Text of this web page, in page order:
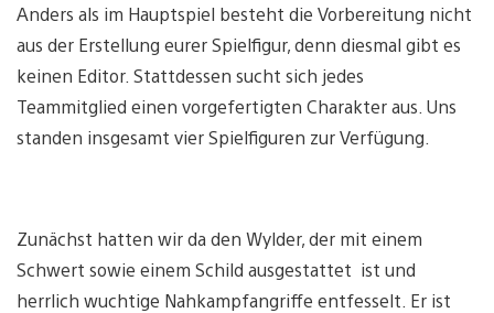
Anders als im Hauptspiel besteht die Vorbereitung nicht
aus der Erstellung eurer Spielfigur, denn diesmal gibt es
keinen Editor. Stattdessen sucht sich jedes
Teammitglied einen vorgefertigten Charakter aus. Uns
standen insgesamt vier Spielfiguren zur Verfügung.
Zunächst hatten wir da den Wylder, der mit einem
Schwert sowie einem Schild ausgestattet ist und
herrlich wuchtige Nahkampfangriffe entfesselt. Er ist